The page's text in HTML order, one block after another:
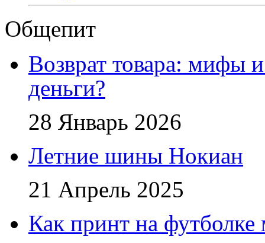
Общепит
Возврат товара: мифы
деньги?
28 Январь 2026
Летние шины Нокиан
21 Апрель 2025
Как принт на